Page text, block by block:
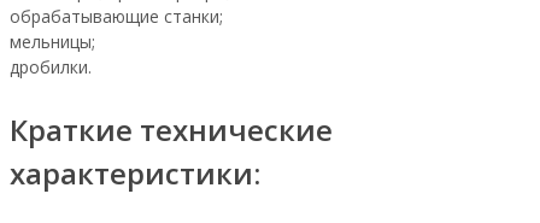
обрабатывающие станки;
мельницы;
дробилки.
Краткие технические
характеристики: